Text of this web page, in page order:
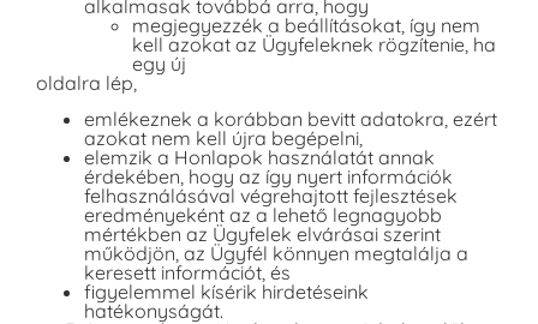
alkalmasak továbbá arra, hogy
megjegyezzék a beállításokat, így nem
kell azokat az Ügyfeleknek rögzítenie, ha
egy új
oldalra lép,
emlékeznek a korábban bevitt adatokra, ezért
azokat nem kell újra begépelni,
elemzik a Honlapok használatát annak
érdekében, hogy az így nyert információk
felhasználásával végrehajtott fejlesztések
eredményeként az a lehető legnagyobb
mértékben az Ügyfelek elvárásai szerint
működjön, az Ügyfél könnyen megtalálja a
keresett információt, és
figyelemmel kísérik hirdetéseink
hatékonyságát.